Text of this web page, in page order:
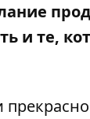
и те,